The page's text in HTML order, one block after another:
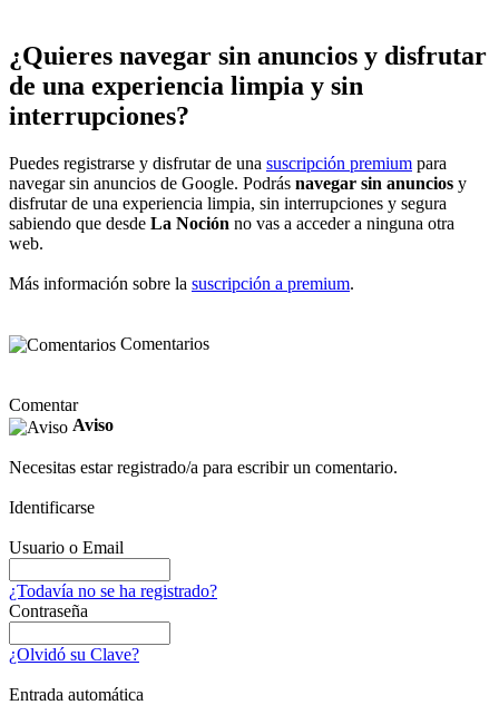
¿Quieres navegar sin anuncios y disfrutar
de una experiencia limpia y sin
interrupciones?
Puedes registrarse y disfrutar de una suscripción premium para
navegar sin anuncios de Google. Podrás navegar sin anuncios y
disfrutar de una experiencia limpia, sin interrupciones y segura
sabiendo que desde La Noción no vas a acceder a ninguna otra
web.
Más información sobre la suscripción a premium.
Comentarios
Comentar
Aviso
Necesitas estar registrado/a para escribir un comentario.
Identificarse
Usuario o Email
¿Todavía no se ha registrado?
Contraseña
¿Olvidó su Clave?
Entrada automática